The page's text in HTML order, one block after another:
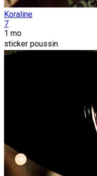
Koraline
7
1 mo
sticker poussin